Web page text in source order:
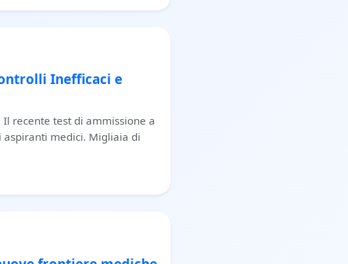
Inefficaci e
recente test di ammissione a
medici. Migliaia di